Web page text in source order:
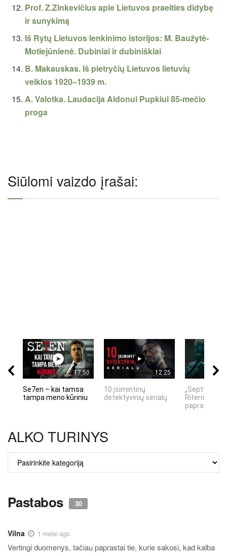
Prof. Z.Zinkevičius apie Lietuvos praeities didybę
ir sunykimą
Iš Rytų Lietuvos lenkinimo istorijos: M. Baužytė-
Motiejūnienė. Dubiniai ir dubiniškiai
B. Makauskas. Iš pietryčių Lietuvos lietuvių
veiklos 1920–1939 m.
A. Valotka. Laudacija Aldonui Pupkiui 85-mečio
proga
Siūlomi vaizdo įrašai:
17:50
Se7en – kai tamsa
tampa meno kūriniu
12:25
10 įsimintinų
detektyvinių serialų
„Septynių
Riteris" – kai
ALKO TURINYS
ALKO
TURINYS
Pastabos 30
Vilna 1 metai ago
Vertingi duomenys, tačiau paprastai tie, kurie sakosi, kad kalba